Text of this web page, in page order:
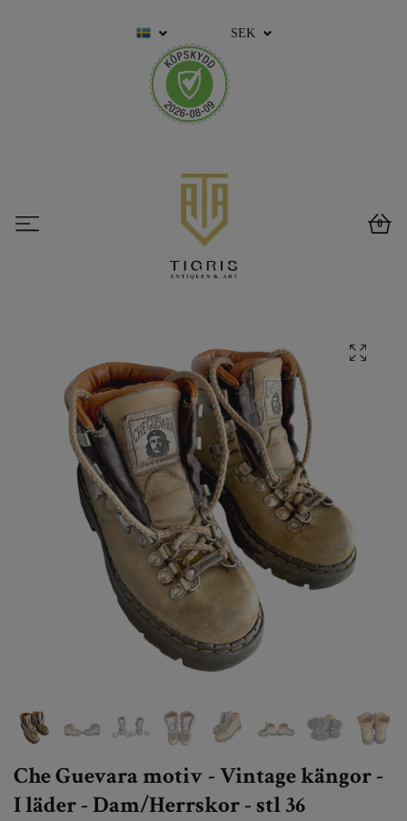
SEK
0
Che Guevara motiv - Vintage kängor -
I läder - Dam/Herrskor - stl 36